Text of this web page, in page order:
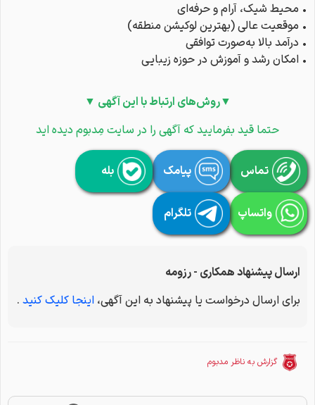
• محیط شیک، آرام و حرفه‌ای
• موقعیت عالی (بهترین لوکیشن منطقه)
• درآمد بالا به‌صورت توافقی
• امکان رشد و آموزش در حوزه زیبایی
▼روش‌های ارتباط با این آگهی ▼
حتما قید بفرمایید که آگهی را در سایت مِدبوم دیده اید
تماس پیامک بله
واتساپ تلگرام
ارسال پیشنهاد همکاری - رزومه
برای ارسال درخواست یا پیشنهاد به این آگهی، اینجا کلیک کنید .
گزارش به ناظر مدبوم